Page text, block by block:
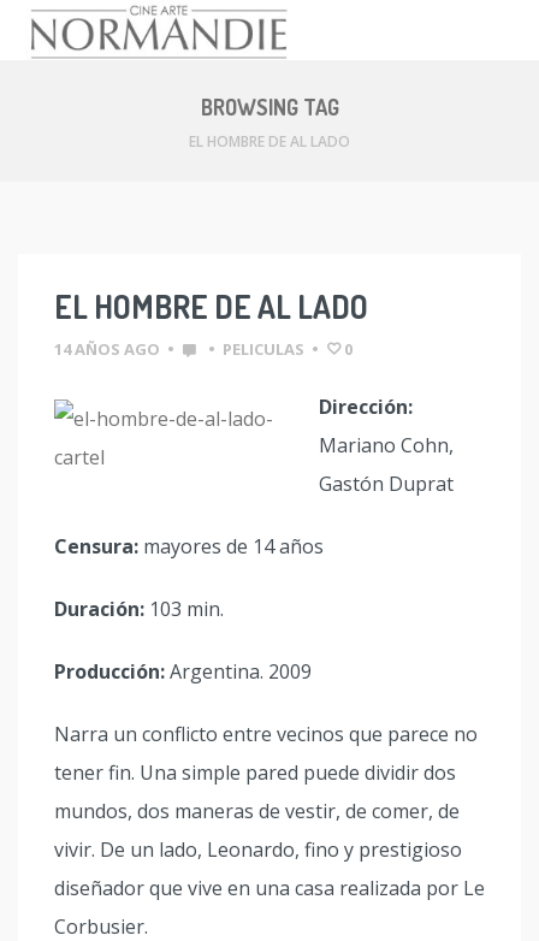
BROWSING TAG
EL HOMBRE DE AL LADO
EL HOMBRE DE AL LADO
14 AÑOS AGO • • PELICULAS • 0
Dirección:
Mariano Cohn,
Gastón Duprat
Censura: mayores de 14 años
Duración: 103 min.
Producción:Argentina. 2009
Narra un conflicto entre vecinos que parece no
tener fin. Una simple pared puede dividir dos
mundos, dos maneras de vestir, de comer, de
vivir. De un lado, Leonardo, fino y prestigioso
diseñador que vive en una casa realizada por Le
Corbusier.